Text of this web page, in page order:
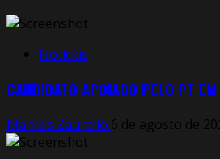
Notícias
CANDIDATO APOIADO PELO PT
Markos Zaurelio 6 de agosto de